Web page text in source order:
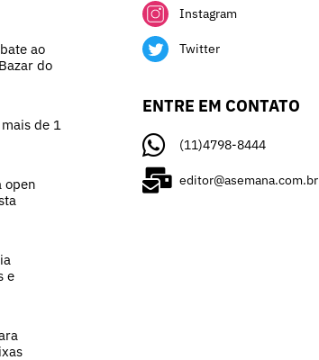
ao
do
de 1
open
e
Instagram
Twitter
ENTRE EM CONTATO
(11)4798-8444
editor@asemana.com.br